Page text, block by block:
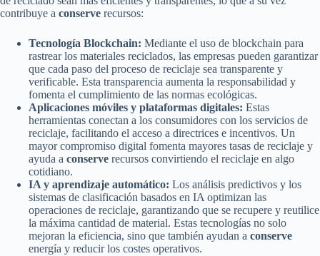
contribuye a conserve recursos:
Tecnología Blockchain: Mediante el uso de blockchain para
rastrear los materiales reciclados, las empresas pueden garantizar
que cada paso del proceso de reciclaje sea transparente y
verificable. Esta transparencia aumenta la responsabilidad y
fomenta el cumplimiento de las normas ecológicas.
Aplicaciones móviles y plataformas digitales: Estas
herramientas conectan a los consumidores con los servicios de
reciclaje, facilitando el acceso a directrices e incentivos. Un
mayor compromiso digital fomenta mayores tasas de reciclaje y
ayuda a conserve recursos convirtiendo el reciclaje en algo
cotidiano.
IA y aprendizaje automático: Los análisis predictivos y los
sistemas de clasificación basados en IA optimizan las
operaciones de reciclaje, garantizando que se recupere y reutilice
la máxima cantidad de material. Estas tecnologías no solo
mejoran la eficiencia, sino que también ayudan a conserve
energía y reducir los costes operativos.